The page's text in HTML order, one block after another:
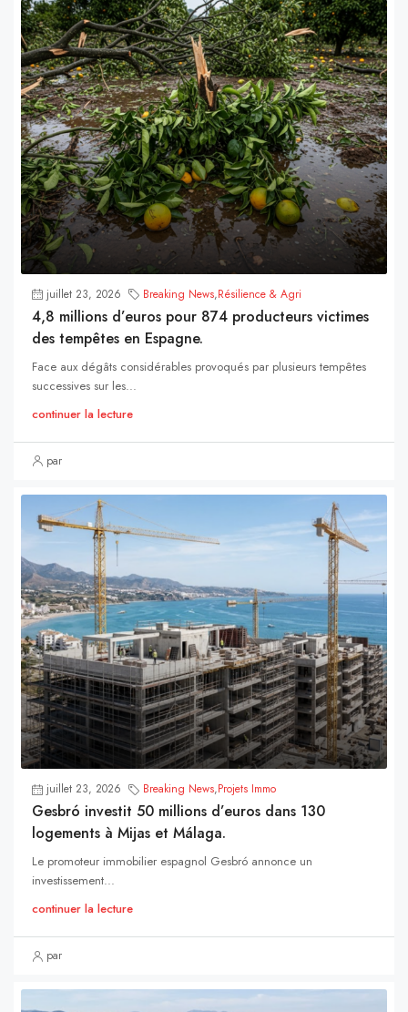
juillet 23, 2026 Breaking News,Résilience & Agri
4,8 millions d’euros pour 874 producteurs victimes
des tempêtes en Espagne.
Face aux dégâts considérables provoqués par plusieurs tempêtes
successives sur les...
continuer la lecture
par
juillet 23, 2026 Breaking News,Projets Immo
Gesbró investit 50 millions d’euros dans 130
logements à Mijas et Málaga.
Le promoteur immobilier espagnol Gesbró annonce un
investissement...
continuer la lecture
par